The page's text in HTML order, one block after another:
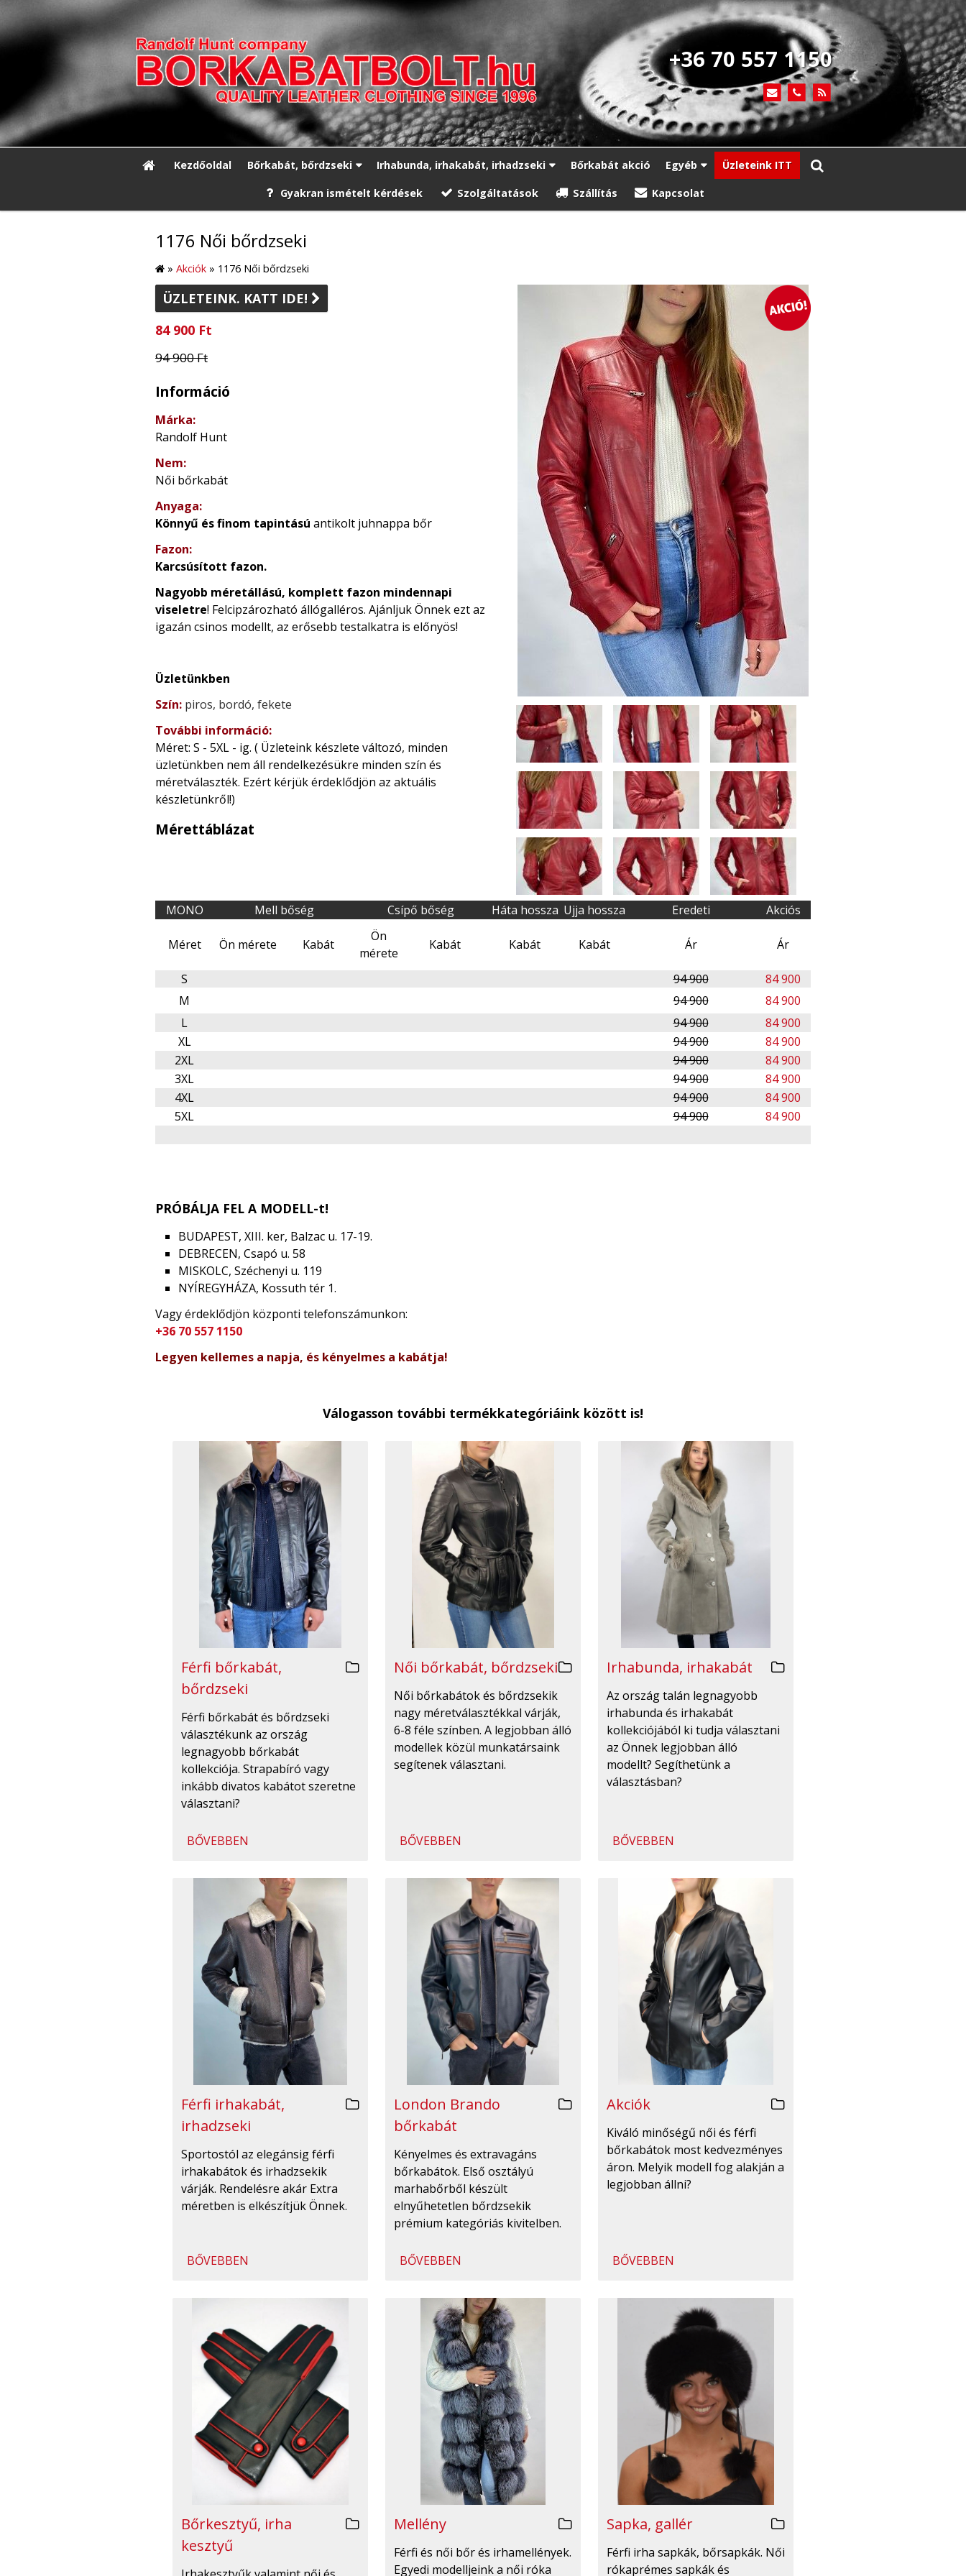
+36 70 557 1150
Kezdőoldal Bőrkabát, bőrdzseki Irhabunda, irhakabát, irhadzseki Bőrkabát akció Egyéb Üzleteink ITT
Gyakran ismételt kérdések Szolgáltatások Szállítás Kapcsolat
1176 Női bőrdzseki
» Akciók » 1176 Női bőrdzseki
ÜZLETEINK. KATT IDE! 
84 900 Ft
94 900 Ft
Információ
Márka:
Randolf Hunt
Nem:
Női bőrkabát
Anyaga:
Könnyű és finom tapintású antikolt juhnappa bőr
Fazon:
Karcsúsított fazon.
Nagyobb méretállású, komplett fazon mindennapi
viseletre! Felcipzározható állógalléros. Ajánljuk Önnek ezt az
igazán csinos modellt, az erősebb testalkatra is előnyös!
Üzletünkben
Szín: piros, bordó, fekete
További információ:
Méret: S - 5XL - ig. ( Üzleteink készlete változó, minden
üzletünkben nem áll rendelkezésükre minden szín és
méretválaszték. Ezért kérjük érdeklődjön az aktuális
készletünkről!)
Mérettáblázat
MONO Mell bőség Csípő bőség Háta hossza Ujja hossza Eredeti Akciós
Méret Ön mérete Kabát
Ön
mérete
Kabát Kabát Kabát Ár Ár
S 94 900
84 900
M
94 900
84 900
L
94 900
84 900
XL
94 900
84 900
2XL
94 900
84 900
3XL
94 900
84 900
4XL
94 900
84 900
5XL
94 900 84 900
PRÓBÁLJA FEL A MODELL-t!
BUDAPEST, XIII. ker, Balzac u. 17-19.
DEBRECEN, Csapó u. 58
MISKOLC, Széchenyi u. 119
NYÍREGYHÁZA, Kossuth tér 1.
Vagy érdeklődjön központi telefonszámunkon:
+36 70 557 1150
Legyen kellemes a napja, és kényelmes a kabátja!
Válogasson további termékkategóriáink között is!
Férfi bőrkabát,
bőrdzseki
Férfi bőrkabát és bőrdzseki
választékunk az ország
legnagyobb bőrkabát
kollekciója. Strapabíró vagy
inkább divatos kabátot szeretne
választani?
BŐVEBBEN
Női bőrkabát, bőrdzseki
Női bőrkabátok és bőrdzsekik
nagy méretválasztékkal várják,
6-8 féle színben. A legjobban álló
modellek közül munkatársaink
segítenek választani.
BŐVEBBEN
Irhabunda, irhakabát
Az ország talán legnagyobb
irhabunda és irhakabát
kollekciójából ki tudja választani
az Önnek legjobban álló
modellt? Segíthetünk a
választásban?
BŐVEBBEN
Férfi irhakabát,
irhadzseki
Sportostól az elegánsig férfi
irhakabátok és irhadzsekik
várják. Rendelésre akár Extra
méretben is elkészítjük Önnek.
BŐVEBBEN
London Brando
bőrkabát
Kényelmes és extravagáns
bőrkabátok. Első osztályú
marhabőrből készült
elnyűhetetlen bőrdzsekik
prémium kategóriás kivitelben.
BŐVEBBEN
Akciók
Kiváló minőségű női és férfi
bőrkabátok most kedvezményes
áron. Melyik modell fog alakján a
legjobban állni?
BŐVEBBEN
Bőrkesztyű, irha
kesztyű
Mellény
Férfi és női bőr és irhamellények.
Egyedi modelljeink a női róka
Sapka, gallér
Férfi irha sapkák, bőrsapkák. Női
rókaprémes sapkák és